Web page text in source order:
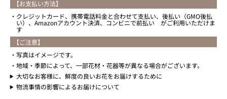
【お支払い方法】
クレジットカード、携帯電話料金と合わせて支払い、後払い（GMO後払
い）、Amazonアカウント決済、コンビニで前払い がご利用いただけま
す
【ご注意】
写真はイメージです。
地域・季節によって、一部花材・花器等が異なる場合がございます。
大切なお客様に、鮮度の良いお花をお届けするために
物流事情の影響によるお届けについて